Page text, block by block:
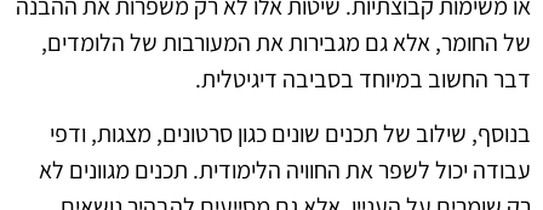
או משימות קבוצתיות. שיטות אלו לא רק משפרות את ההבנה
של החומר, אלא גם מגבירות את המעורבות של הלומדים,
דבר החשוב במיוחד בסביבה דיגיטלית.
בנוסף, שילוב של תכנים שונים כגון סרטונים, מצגות, ודפי
עבודה יכול לשפר את החוויה הלימודית. תכנים מגוונים לא